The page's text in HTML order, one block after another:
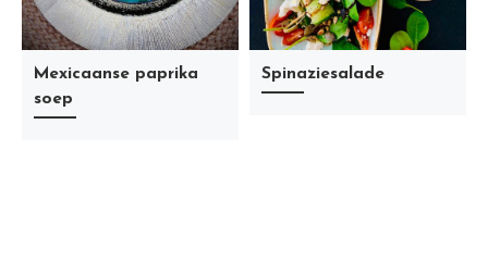
Mexicaanse paprika
soep
Spinaziesalade